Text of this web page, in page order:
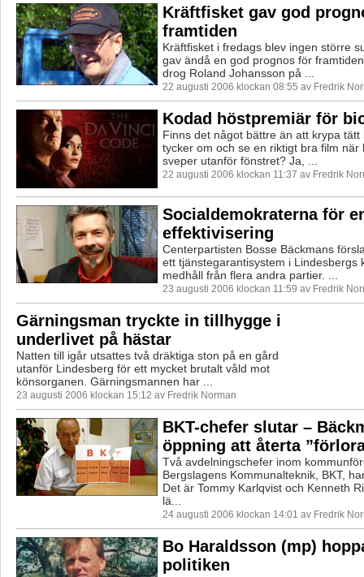
Kräftfisket gav god
framtiden
Kräftfisket i fredags blev ingen större
gav ändå en god prognos för
drog Roland Johansson på ...
22 augusti 2006 klockan 08:55 av Fredrik
Kodad höstpremiär för
Finns det något bättre än att krypa tätt
tycker om och se en riktigt bra film när
sveper utanför fönstret? Ja, ...
22 augusti 2006 klockan 11:37 av Fredrik
Socialdemokraterna för
effektivisering
Centerpartisten Bosse Bäckmans
ett tjänstegarantisystem i Lindesbergs
medhåll från flera andra partier. ...
23 augusti 2006 klockan 11:59 av Fredrik
Gärningsman tryckte in tillhygge i
underlivet på hästar
Natten till igår utsattes två dräktiga ston på en gård
utanför Lindesberg för ett mycket brutalt våld mot
könsorganen. Gärningsmannen har ...
23 augusti 2006 klockan 15:12 av Fredrik Norman
BKT-chefer slutar –
öppning att återta
Två avdelningschefer inom
Bergslagens Kommunalteknik, BKT,
Det är Tommy Karlqvist och Kenneth
lä...
24 augusti 2006 klockan 14:01 av Fredrik
Bo Haraldsson (mp)
politiken